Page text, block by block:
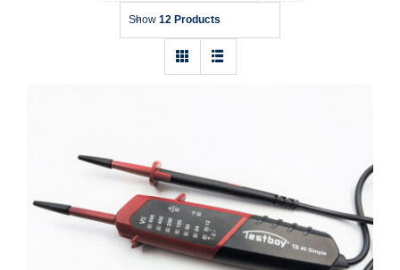
Show 12 Products
Spannungsprüfer zweipolig Testboy 40
Simple